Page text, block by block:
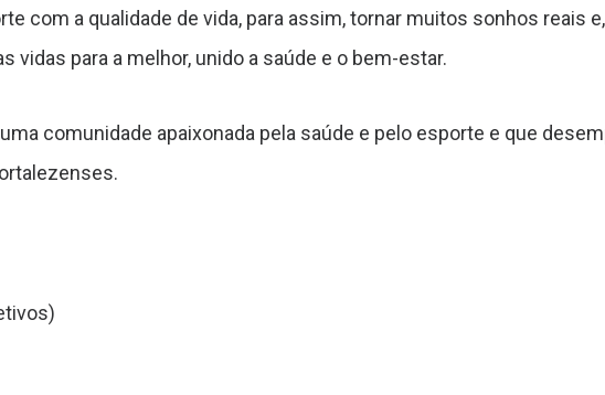
com a qualidade de vida, para assim, tornar muitos sonhos reais
para a melhor, unido a saúde e o bem-estar.
comunidade apaixonada pela saúde e pelo esporte e que